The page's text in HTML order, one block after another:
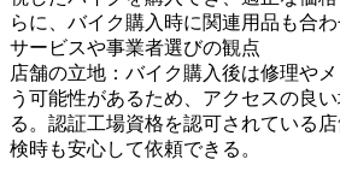
らに、バイク購入時に関連用品も合わ
サービスや事業者選びの観点
店舗の立地：バイク購入後は修理や
う可能性があるため、アクセスの良
る。認証工場資格を認可されている
検時も安心して依頼できる。